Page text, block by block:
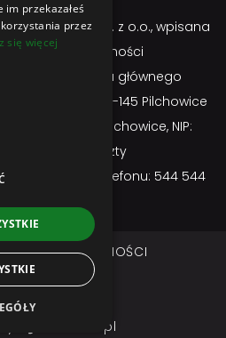
Atexbud Sp. z o.o., wpisana
o Działalności
adres miejsca głównego
ul. Gliwicka 3; 44-145 Pilchowice
3; 44-145 Pilchowice, NIP:
adres poczty
, numer telefonu: 544 544
PRYWATNOŚCI
I PŁATNOŚĆ
© ATEXBUD
undicom.pl
przekazałeś
przez
się więcej